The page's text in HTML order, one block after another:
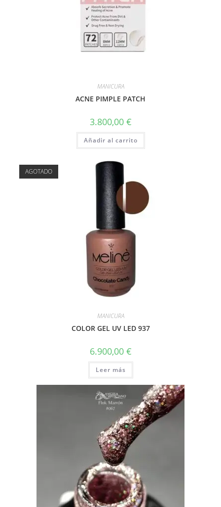
MANICURA
ACNE PIMPLE PATCH
3.800,00 €
Añadir al carrito
AGOTADO
MANICURA
COLOR GEL UV LED 937
6.900,00 €
Leer más